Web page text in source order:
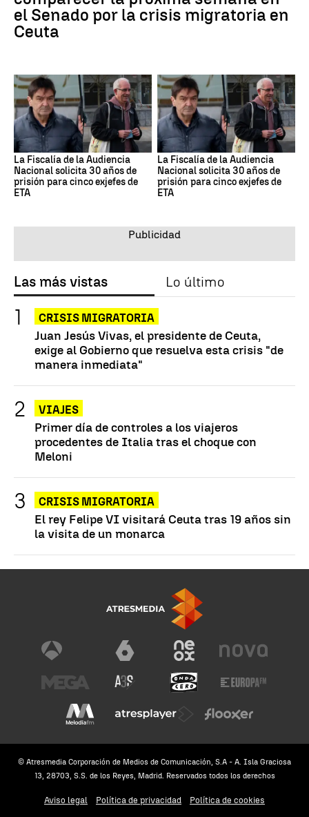
el Senado por la crisis migratoria en
Ceuta
La Fiscalía de la Audiencia
Nacional solicita 30 años de
prisión para cinco exjefes de
ETA
La Fiscalía de la Audiencia
Nacional solicita 30 años de
prisión para cinco exjefes de
ETA
Las más vistas Lo último
CRISIS MIGRATORIA
Juan Jesús Vivas, el presidente de Ceuta,
exige al Gobierno que resuelva esta crisis "de
manera inmediata"
VIAJES
Primer día de controles a los viajeros
procedentes de Italia tras el choque con
Meloni
CRISIS MIGRATORIA
El rey Felipe VI visitará Ceuta tras 19 años sin
la visita de un monarca
© Atresmedia Corporación de Medios de Comunicación, S.A - A. Isla Graciosa
13, 28703, S.S. de los Reyes, Madrid. Reservados todos los derechos
Aviso legal Política de privacidad Política de cookies